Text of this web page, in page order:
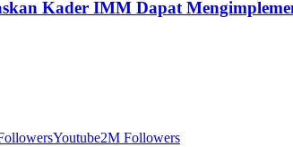
Kader IMM Dapat
Youtube2M Followers